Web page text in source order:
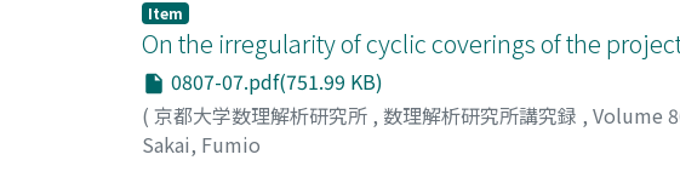
Item
On the irregularity of cyclic coverings of the
0807-07.pdf(751.99 KB)
( 京都大学数理解析研究所 , 数理解析研究所講究録 , Volume
Sakai, Fumio